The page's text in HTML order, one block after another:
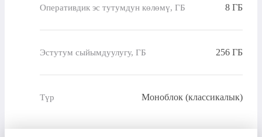
Оперативдик эс тутумдун көлөмү, ГБ 8 ГБ
Эстутум сыйымдуулугу, ГБ 256 ГБ
Түр Моноблок (классикалык)